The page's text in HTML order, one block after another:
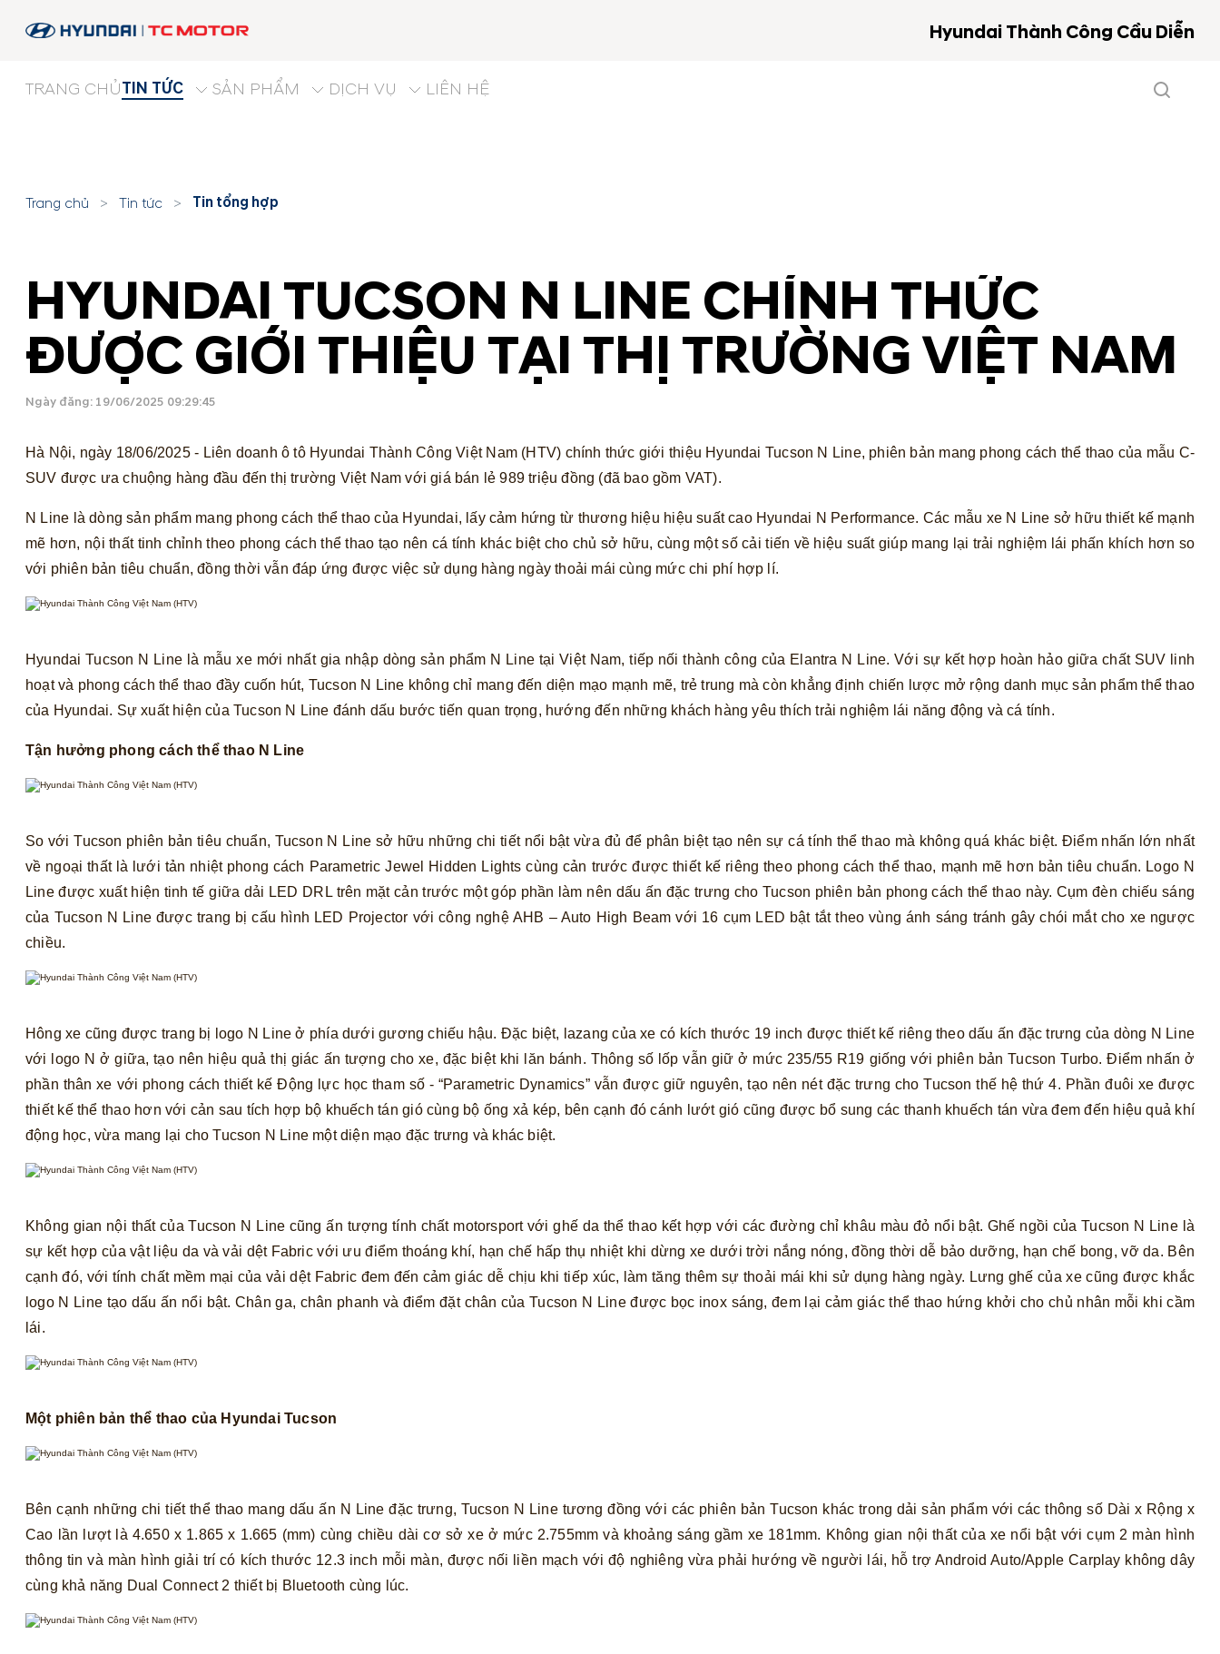
Hyundai Thành Công Cầu Diễn
TRANG CHỦTIN TỨC SẢN PHẨM DỊCH VỤ LIÊN HỆ
Trang chủ > Tin tức > Tin tổng hợp
HYUNDAI TUCSON N LINE CHÍNH THỨC
ĐƯỢC GIỚI THIỆU TẠI THỊ TRƯỜNG VIỆT NAM
Ngày đăng: 19/06/2025 09:29:45
Hà Nội, ngày 18/06/2025 - Liên doanh ô tô Hyundai Thành Công Việt Nam (HTV) chính thức giới thiệu Hyundai Tucson N Line, phiên bản mang phong cách thể thao của mẫu C-
SUV được ưa chuộng hàng đầu đến thị trường Việt Nam với giá bán lẻ 989 triệu đồng (đã bao gồm VAT).
N Line là dòng sản phẩm mang phong cách thể thao của Hyundai, lấy cảm hứng từ thương hiệu hiệu suất cao Hyundai N Performance. Các mẫu xe N Line sở hữu thiết kế mạnh
mẽ hơn, nội thất tinh chỉnh theo phong cách thể thao tạo nên cá tính khác biệt cho chủ sở hữu, cùng một số cải tiến về hiệu suất giúp mang lại trải nghiệm lái phấn khích hơn so
với phiên bản tiêu chuẩn, đồng thời vẫn đáp ứng được việc sử dụng hàng ngày thoải mái cùng mức chi phí hợp lí.
Hyundai Tucson N Line là mẫu xe mới nhất gia nhập dòng sản phẩm N Line tại Việt Nam, tiếp nối thành công của Elantra N Line. Với sự kết hợp hoàn hảo giữa chất SUV linh
hoạt và phong cách thể thao đầy cuốn hút, Tucson N Line không chỉ mang đến diện mạo mạnh mẽ, trẻ trung mà còn khẳng định chiến lược mở rộng danh mục sản phẩm thể thao
của Hyundai. Sự xuất hiện của Tucson N Line đánh dấu bước tiến quan trọng, hướng đến những khách hàng yêu thích trải nghiệm lái năng động và cá tính.
Tận hưởng phong cách thể thao N Line
So với Tucson phiên bản tiêu chuẩn, Tucson N Line sở hữu những chi tiết nổi bật vừa đủ để phân biệt tạo nên sự cá tính thể thao mà không quá khác biệt. Điểm nhấn lớn nhất
về ngoại thất là lưới tản nhiệt phong cách Parametric Jewel Hidden Lights cùng cản trước được thiết kế riêng theo phong cách thể thao, mạnh mẽ hơn bản tiêu chuẩn. Logo N
Line được xuất hiện tinh tế giữa dải LED DRL trên mặt cản trước một góp phần làm nên dấu ấn đặc trưng cho Tucson phiên bản phong cách thể thao này. Cụm đèn chiếu sáng
của Tucson N Line được trang bị cấu hình LED Projector với công nghệ AHB – Auto High Beam với 16 cụm LED bật tắt theo vùng ánh sáng tránh gây chói mắt cho xe ngược
chiều.
Hông xe cũng được trang bị logo N Line ở phía dưới gương chiếu hậu. Đặc biệt, lazang của xe có kích thước 19 inch được thiết kế riêng theo dấu ấn đặc trưng của dòng N Line
với logo N ở giữa, tạo nên hiệu quả thị giác ấn tượng cho xe, đặc biệt khi lăn bánh. Thông số lốp vẫn giữ ở mức 235/55 R19 giống với phiên bản Tucson Turbo. Điểm nhấn ở
phần thân xe với phong cách thiết kế Động lực học tham số - “Parametric Dynamics” vẫn được giữ nguyên, tạo nên nét đặc trưng cho Tucson thế hệ thứ 4. Phần đuôi xe được
thiết kế thể thao hơn với cản sau tích hợp bộ khuếch tán gió cùng bộ ống xả kép, bên cạnh đó cánh lướt gió cũng được bổ sung các thanh khuếch tán vừa đem đến hiệu quả khí
động học, vừa mang lại cho Tucson N Line một diện mạo đặc trưng và khác biệt.
Không gian nội thất của Tucson N Line cũng ấn tượng tính chất motorsport với ghế da thể thao kết hợp với các đường chỉ khâu màu đỏ nổi bật. Ghế ngồi của Tucson N Line là
sự kết hợp của vật liệu da và vải dệt Fabric với ưu điểm thoáng khí, hạn chế hấp thụ nhiệt khi dừng xe dưới trời nắng nóng, đồng thời dễ bảo dưỡng, hạn chế bong, vỡ da. Bên
cạnh đó, với tính chất mềm mại của vải dệt Fabric đem đến cảm giác dễ chịu khi tiếp xúc, làm tăng thêm sự thoải mái khi sử dụng hàng ngày. Lưng ghế của xe cũng được khắc
logo N Line tạo dấu ấn nổi bật. Chân ga, chân phanh và điểm đặt chân của Tucson N Line được bọc inox sáng, đem lại cảm giác thể thao hứng khởi cho chủ nhân mỗi khi cầm
lái.
Một phiên bản thể thao của Hyundai Tucson
Bên cạnh những chi tiết thể thao mang dấu ấn N Line đặc trưng, Tucson N Line tương đồng với các phiên bản Tucson khác trong dải sản phẩm với các thông số Dài x Rộng x
Cao lần lượt là 4.650 x 1.865 x 1.665 (mm) cùng chiều dài cơ sở xe ở mức 2.755mm và khoảng sáng gầm xe 181mm. Không gian nội thất của xe nổi bật với cụm 2 màn hình
thông tin và màn hình giải trí có kích thước 12.3 inch mỗi màn, được nối liền mạch với độ nghiêng vừa phải hướng về người lái, hỗ trợ Android Auto/Apple Carplay không dây
cùng khả năng Dual Connect 2 thiết bị Bluetooth cùng lúc.